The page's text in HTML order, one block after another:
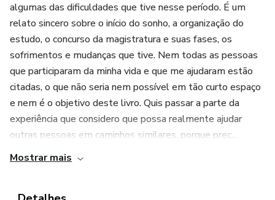
algumas das dificuldades que tive nesse período. É um
relato sincero sobre o início do sonho, a organização do
estudo, o concurso da magistratura e suas fases, os
sofrimentos e mudanças que tive. Nem todas as pessoas
que participaram da minha vida e que me ajudaram estão
citadas, o que não seria nem possível em tão curto espaço
e nem é o objetivo deste livro. Quis passar a parte da
experiência que considero que possa realmente ajudar
outras pessoas em caminhos similares, porque prec...
Mostrar mais